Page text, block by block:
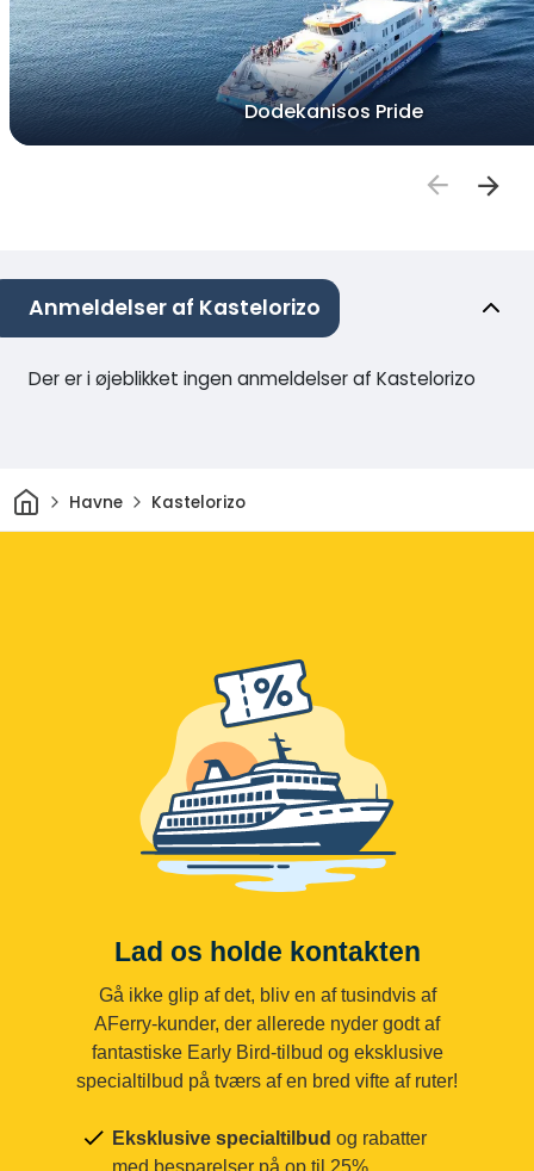
Dodekanisos Pride
Anmeldelser af Kastelorizo
Der er i øjeblikket ingen anmeldelser af Kastelorizo
HjemHavne Kastelorizo
Lad os holde kontakten
Gå ikke glip af det, bliv en af tusindvis af
AFerry-kunder, der allerede nyder godt af
fantastiske Early Bird-tilbud og eksklusive
specialtilbud på tværs af en bred vifte af ruter!
Eksklusive specialtilbud og rabatter
med besparelser på op til 25%